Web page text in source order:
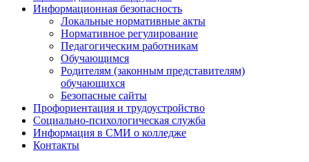
Информационная безопасность
Локальные нормативные акты
Нормативное регулирование
Педагогическим работникам
Обучающимся
Родителям (законным представителям)
обучающихся
Безопасные сайты
Профориентация и трудоустройство
Социально-психологическая служба
Информация в СМИ о колледже
Контакты